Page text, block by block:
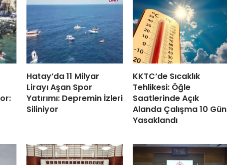
Hatay’da 11 Milyar
Lirayı Aşan Spor
Yatırımı: Depremin İzleri
Siliniyor
KKTC’de Sıcaklık
Tehlikesi: Öğle
Saatlerinde Açık
Alanda Çalışma 10 Gün
Yasaklandı